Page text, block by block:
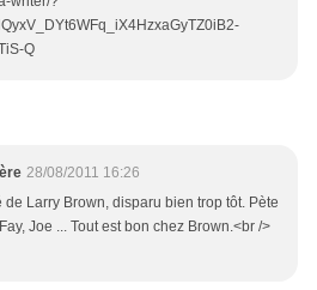
Q
28/08/2011 16:26
de Larry Brown, disparu bien trop tôt. Pète
Joe ... Tout est bon chez Brown.<br />